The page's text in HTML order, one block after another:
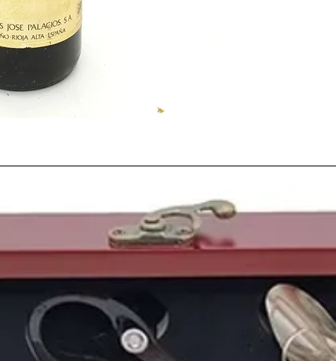
últimos años del
En abril de 1970The
estadounidense. Ese
entrenador y